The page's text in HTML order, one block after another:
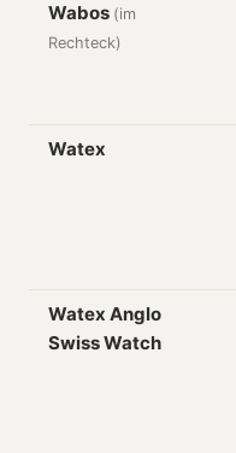
Wabos (im
Rechteck)
Watex
Watex Anglo
Swiss Watch